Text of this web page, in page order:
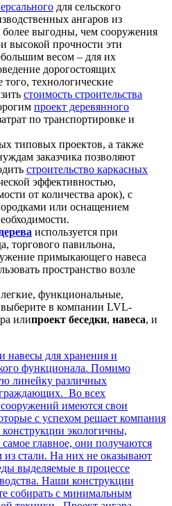
для сельского
ангаров из
более выгодны, чем сооружения
высокой прочности эти
весом – для их
дорогостоящих
технологические
стоимость строительства
проект деревянного
по транспортировке и
типовых проектов, а также
заказчика позволяют
строительство каркасных
эффективностью,
от количества арок), с
или оснащением
используется при
торгового павильона,
примыкающего навеса
пространство возле
функциональные,
в компании LVL-
илипроект беседки, навеса, и